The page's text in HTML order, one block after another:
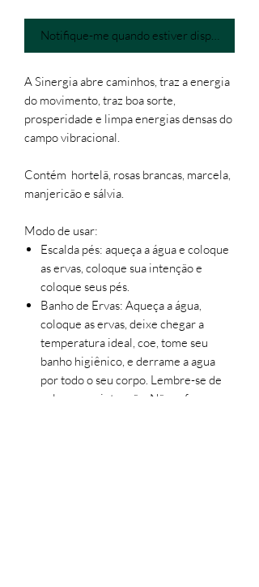
Notifique-me quando estiver disponível
A Sinergia abre caminhos, traz a energia
do movimento, traz boa sorte,
prosperidade e limpa energias densas do
campo vibracional.
Contém hortelã, rosas brancas, marcela,
manjericão e sálvia.
Modo de usar:
Escalda pés: aqueça a água e coloque
as ervas, coloque sua intenção e
coloque seus pés.
Banho de Ervas: Aqueça a água,
coloque as ervas, deixe chegar a
temperatura ideal, coe, tome seu
banho higiênico, e derrame a agua
por todo o seu corpo. Lembre-se de
colocar sua intenção. Não esfregue a